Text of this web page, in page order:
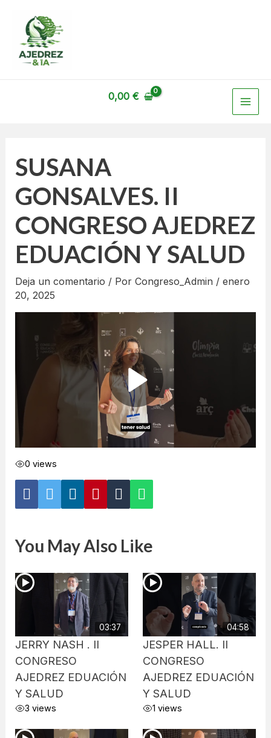
contenido
0,00 €
SUSANA
GONSALVES. II
CONGRESO AJEDREZ
EDUACIÓN Y SALUD
Deja un comentario / Por Congreso_Admin / enero
20, 2025
0 views
You May Also Like
03:37
JERRY NASH . II
CONGRESO
AJEDREZ EDUACIÓN
Y SALUD
3 views
04:58
JESPER HALL. II
CONGRESO
AJEDREZ EDUACIÓN
Y SALUD
1 views
de
entradas